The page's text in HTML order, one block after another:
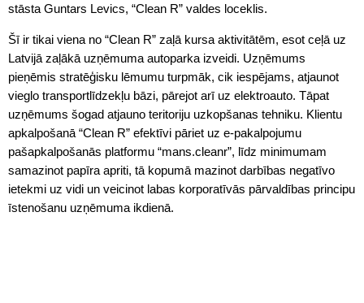
stāsta Guntars Levics, “Clean R” valdes loceklis.
Šī ir tikai viena no “Clean R” zaļā kursa aktivitātēm, esot ceļā uz
Latvijā zaļākā uzņēmuma autoparka izveidi. Uzņēmums
pieņēmis stratēģisku lēmumu turpmāk, cik iespējams, atjaunot
vieglo transportlīdzekļu bāzi, pārejot arī uz elektroauto. Tāpat
uzņēmums šogad atjauno teritoriju uzkopšanas tehniku. Klientu
apkalpošanā “Clean R” efektīvi pāriet uz e-pakalpojumu
pašapkalpošanās platformu “mans.cleanr”, līdz minimumam
samazinot papīra apriti, tā kopumā mazinot darbības negatīvo
ietekmi uz vidi un veicinot labas korporatīvās pārvaldības principu
īstenošanu uzņēmuma ikdienā.